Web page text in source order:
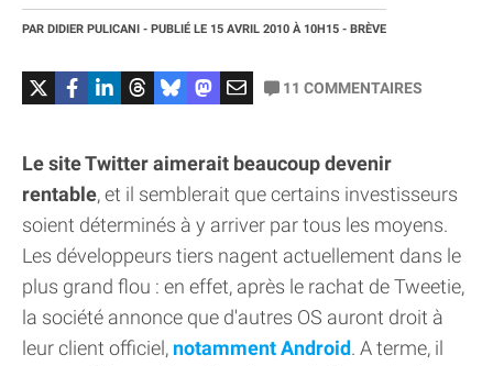
PAR DIDIER PULICANI - PUBLIÉ LE 15 AVRIL 2010 À 10H15 - BRÈVE
11 COMMENTAIRES
Le site Twitter aimerait beaucoup devenir
rentable, et il semblerait que certains investisseurs
soient déterminés à y arriver par tous les moyens.
Les développeurs tiers nagent actuellement dans le
plus grand flou : en effet, après le rachat de Tweetie,
la société annonce que d'autres OS auront droit à
leur client officiel, notamment Android. A terme, il